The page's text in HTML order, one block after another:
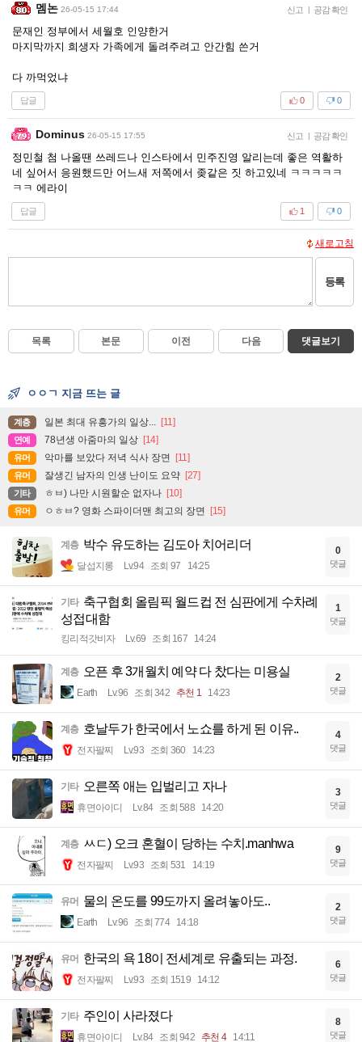
멤논 26-05-15 17:44 신고 | 공감 확인
문재인 정부에서 세월호 인양한거
마지막까지 희생자 가족에게 돌려주려고 안간힘 쓴거
다 까먹었냐
답글 0
0
Dominus 26-05-15 17:55 신고 | 공감 확인
정민철 첨 나올땐 쓰레드나 인스타에서 민주진영 알리는데 좋은 역활하
네 싶어서 응원했드만 어느새 저쪽에서 좆같은 짓 하고있네 ㅋㅋㅋㅋㅋ
ㅋㅋ 에라이
답글 0
1
새로고침
등록
목록 본문 이전 다음 댓글보기
ㅇㅇㄱ 지금 뜨는 글
계층 일본 최대 유흥가의 일상... [11]
연예 78년생 아줌마의 일상 [14]
유머 악마를 보았다 저녁 식사 장면 [11]
유머 잘생긴 남자의 인생 난이도 요약 [27]
기타 ㅎㅂ) 나만 시원할순 없자나 [10]
유머 ㅇㅎㅂ? 영화 스파이더맨 최고의 장면 [15]
계층 박수 유도하는 김도아 치어리더
달섭지롱 Lv.94 조회 97 14:25
0
댓글
기타 축구협회 올림픽 월드컵 전 심판에게 수차례
성접대함
킹리적갓비자 Lv.69 조회 167 14:24
1
댓글
계층 오픈 후 3개월치 예약 다 찼다는 미용실
Earth Lv.96 조회 342 추천 1 14:23
2
댓글
계층 호날두가 한국에서 노쇼를 하게 된 이유..
전자팔찌 Lv.93 조회 360 14:23
4
댓글
기타 오른쪽 애는 입벌리고 자나
휴면아이디 Lv.84 조회 588 14:20
3
댓글
계층 ㅆㄷ) 오크 혼혈이 당하는 수치.manhwa
전자팔찌 Lv.93 조회 531 14:19
9
댓글
유머 물의 온도를 99도까지 올려놓아도..
Earth Lv.96 조회 774 14:18
2
댓글
유머 한국의 욕 18이 전세계로 유출되는 과정.
전자팔찌 Lv.93 조회 1519 14:12
6
댓글
기타 주인이 사라졌다
휴면아이디 Lv.84 조회 942 추천 4 14:11
8
댓글